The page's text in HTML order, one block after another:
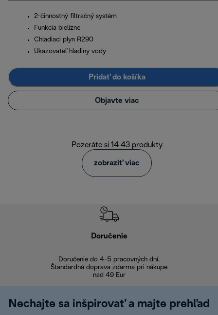
2-činnostný filtračný systém
Funkcia bielizne
Chladiaci plyn R290
Ukazovateľ hladiny vody
Pridať do košíka
Objavte viac
Pozeráte si 14 43 produkty
zobraziť viac
Doručenie
Doručenie do 4-5 pracovných dní.
Štandardná doprava zdarma pri nákupe
nad 49 Eur
Nechajte sa inšpirovať a majte prehľad